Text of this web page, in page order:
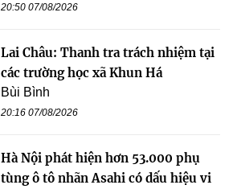
20:50 07/08/2026
Lai Châu: Thanh tra trách nhiệm tại
các trường học xã Khun Há
Bùi Bình
20:16 07/08/2026
Hà Nội phát hiện hơn 53.000 phụ
tùng ô tô nhãn Asahi có dấu hiệu vi